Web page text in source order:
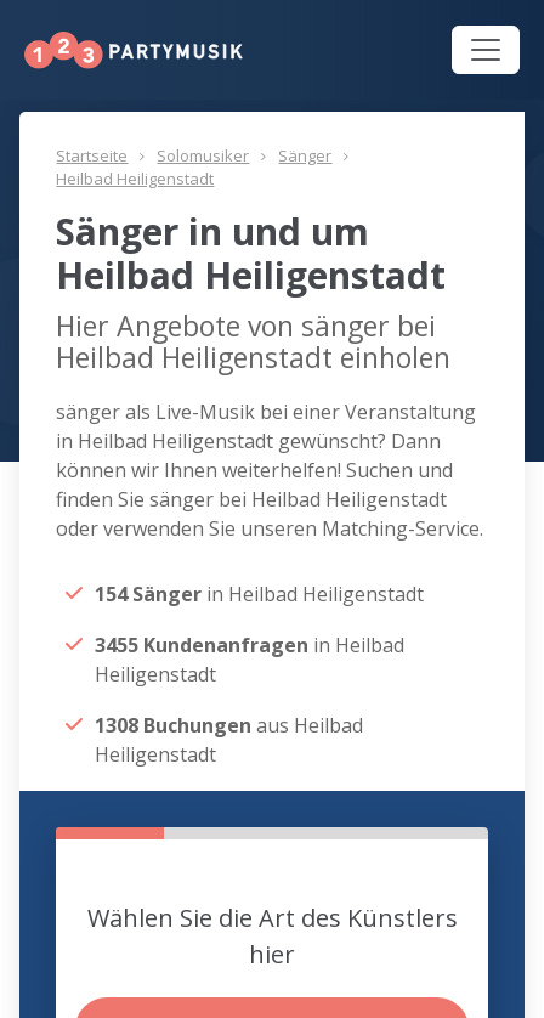
Startseite Solomusiker
Sänger
Heilbad Heiligenstadt
Sänger in und um
Heilbad Heiligenstadt
Hier Angebote von sänger bei
Heilbad Heiligenstadt einholen
sänger als Live-Musik bei einer Veranstaltung
in Heilbad Heiligenstadt gewünscht? Dann
können wir Ihnen weiterhelfen! Suchen und
finden Sie sänger bei Heilbad Heiligenstadt
oder verwenden Sie unseren Matching-Service.
154 Sänger in Heilbad Heiligenstadt
3455 Kundenanfragen in Heilbad
Heiligenstadt
1308 Buchungen aus Heilbad
Heiligenstadt
Wählen Sie die Art des Künstlers
hier